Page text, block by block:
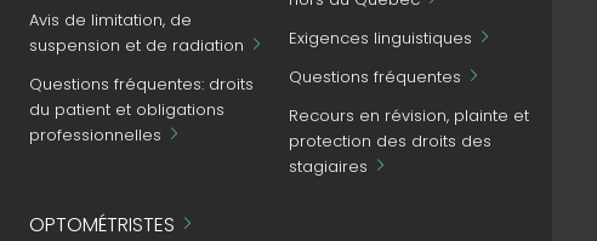
Avis de limitation, de
suspension et de radiation
Questions fréquentes: droits
du patient et obligations
professionnelles
OPTOMÉTRISTES
Exigences linguistiques
Questions fréquentes
Recours en révision, plainte et
protection des droits des
stagiaires